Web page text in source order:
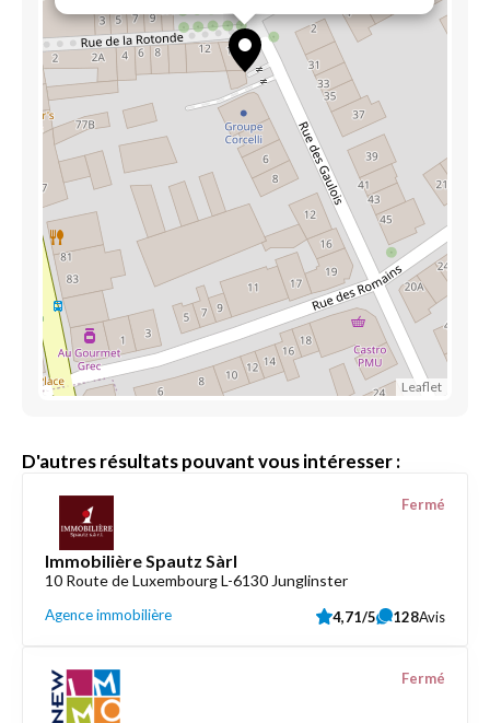
Leaflet
D'autres résultats pouvant vous intéresser :
Immobilière Spautz Sàrl
10 Route de Luxembourg L-6130 Junglinster
Agence immobilière
Fermé
4,71/5 128Avis
Fermé